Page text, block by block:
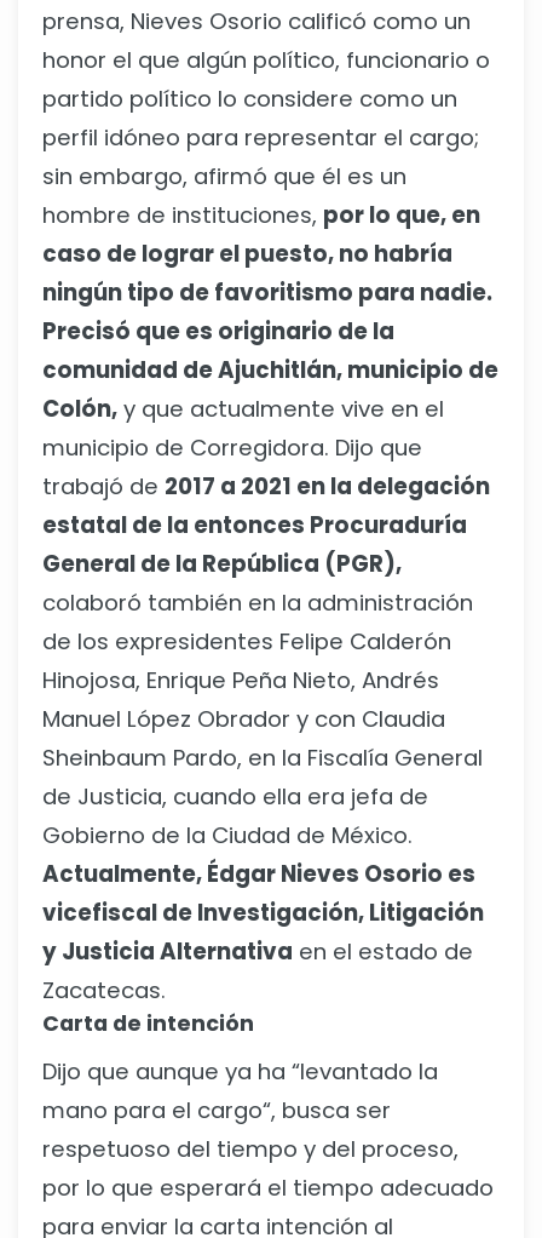
prensa, Nieves Osorio calificó como un
honor el que algún político, funcionario o
partido político lo considere como un
perfil idóneo para representar el cargo;
sin embargo, afirmó que él es un
hombre de instituciones, por lo que, en
caso de lograr el puesto, no habría
ningún tipo de favoritismo para nadie.
Precisó que es originario de la
comunidad de Ajuchitlán, municipio de
Colón, y que actualmente vive en el
municipio de Corregidora. Dijo que
trabajó de 2017 a 2021 en la delegación
estatal de la entonces Procuraduría
General de la República (PGR),
colaboró también en la administración
de los expresidentes Felipe Calderón
Hinojosa, Enrique Peña Nieto, Andrés
Manuel López Obrador y con Claudia
Sheinbaum Pardo, en la Fiscalía General
de Justicia, cuando ella era jefa de
Gobierno de la Ciudad de México.
Actualmente, Édgar Nieves Osorio es
vicefiscal de Investigación, Litigación
y Justicia Alternativa en el estado de
Zacatecas.
Carta de intención
Dijo que aunque ya ha “levantado la
mano para el cargo“, busca ser
respetuoso del tiempo y del proceso,
por lo que esperará el tiempo adecuado
para enviar la carta intención al